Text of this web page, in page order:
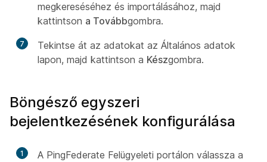
megkereséséhez és importálásához, majd
kattintson a Továbbgombra.
7
Tekintse át az adatokat az Általános adatok
lapon, majd kattintson a Készgombra.
Böngésző egyszeri
bejelentkezésének konfigurálása
1
A PingFederate Felügyeleti portálon válassza a